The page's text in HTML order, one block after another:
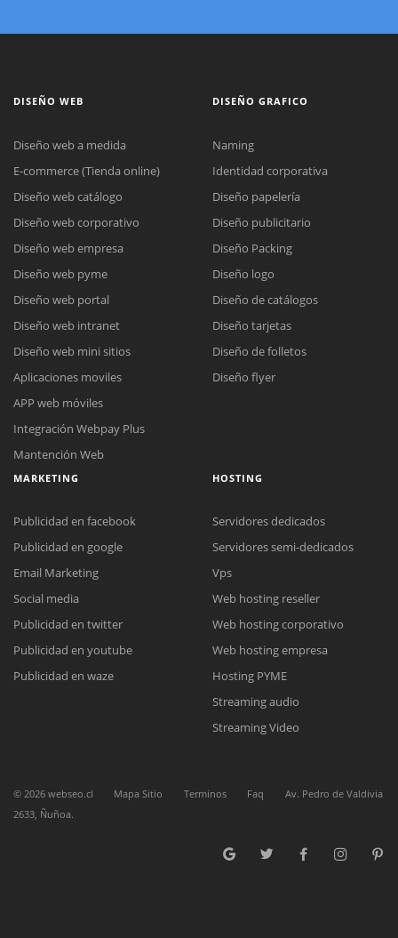
Reunión online
Nuestros ejecutivos le enviarán un correo electrónico con el enlace a
Meet para la reunión online.
Cotización
Complete el formulario y nos contactaremos a la brevedad.
Chat Online
para enviarnos un correo electrónico con sus datos personales.
DISEÑO WEB
Diseño web a medida
E-commerce (Tienda online)
Diseño web catálogo
Diseño web corporativo
Diseño web empresa
Diseño web pyme
Diseño web portal
Diseño web intranet
Diseño web mini sitios
Aplicaciones moviles
APP web móviles
Integración Webpay Plus
Mantención Web
DISEÑO GRAFICO
Naming
Identidad corporativa
Diseño papelería
Diseño publicitario
Diseño Packing
Diseño logo
Diseño de catálogos
Diseño tarjetas
Diseño de folletos
Diseño flyer
MARKETING
Publicidad en facebook
Publicidad en google
Email Marketing
Social media
Publicidad en twitter
Publicidad en youtube
Publicidad en waze
HOSTING
Servidores dedicados
Servidores semi-dedicados
Vps
Web hosting reseller
Web hosting corporativo
Web hosting empresa
Hosting PYME
Streaming audio
Streaming Video
© 2026 webseo.cl Mapa Sitio Terminos Faq
Av. Pedro de Valdivia
2633, Ñuñoa.